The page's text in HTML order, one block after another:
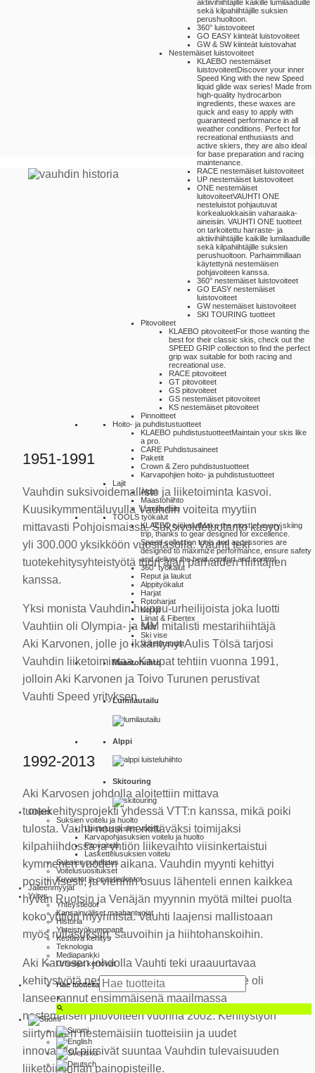
aktiivihiihtäjille kaikille lumilaaduille
sekä kilpahiihtäjille suksien
perushuoltoon.
360° luistovoiteet
GO EASY kiinteät luistovoiteet
GW & SW kiinteät luistovahat
Nestemäiset luistovoiteet
KLAEBO nestemäiset
luistovoiteetDiscover your inner
Speed King with the new Speed
liquid glide wax series! Made from
high-quality hydrocarbon
ingredients, these waxes are
quick and easy to apply with
guaranteed performance in all
weather conditions. Perfect for
recreational enthusiasts and
active skiers, they are also ideal
for base preparation and racing
maintenance.
RACE nestemäiset luistovoiteet
UP nestemäiset luistovoiteet
ONE nestemäiset
luitovoiteetVAUHTI ONE
nesteluistot pohjautuvat
korkealuokkaisiin vaharaaka-
aineisiin. VAUHTI ONE tuotteet
on tarkoitettu harraste- ja
aktiivihiihtäjille kaikille lumilaaduille
sekä kilpahiihtäjille suksien
perushuoltoon. Parhaimmillaan
käytettynä nestemäisen
pohjavoiteen kanssa.
360° nestemäiset luistovoiteet
GO EASY nestemäiset
luistovoiteet
GW nestemäiset luistovoiteet
SKI TOURING tuotteet
Pitovoiteet
KLAEBO pitovoiteetFor those wanting the
best for their classic skis, check out the
SPEED GRIP collection to find the perfect
grip wax suitable for both racing and
recreational use.
RACE pitovoiteet
GT pitovoiteet
GS pitovoiteet
GS nestemäiset pitovoiteet
KS nestemäiset pitovoiteet
Pinnoitteet
Hoito- ja puhdistustuotteet
KLAEBO puhdistustuotteetMaintain your skis like
a pro.
CARE Puhdistusaineet
Paketit
Crown & Zero puhdistustuotteet
Karvapohjien hoito- ja puhdistustuotteet
Lajit
Alppi
Maastohiihto
Lumilautailu
TOOLS työkalut
KLAEBO työkalutMake the most of every skiing
trip, thanks to gear designed for excellence.
Speed collection tools and accessories are
designed to maximize performance, ensure safety
and deliver the best comfort and control.
360° työkalut
Reput ja laukut
Alppityökalut
Harjat
Rotoharjat
Korkit
Liinat & Fibertex
Siklit
Ski vise
Voiteluraudat
Maastohiihto
Lumilautailu
Alppi
Skitouring
Ohjeet
Suksien voitelu ja huolto
Luistelu­suksien voitelu
Karva­pohja­suksien voitelu ja huolto
Pito­voitelu
Laskettelu­suksien voitelu
Suksien puhdistus
Voitelusuositukset
Kuvastot ja opas­tiedostot
Jälleenmyyjät
Yritys
Yhteystiedot
Kansainväliset maahantuojat
Historia
Yhteistyökumppanit
Kestävä kehitys
Teknologia
Mediapankki
Urheilijat kertovat
Hae tuotteita
×
1951-1991
Vauhdin suksivoidemallisto ja liiketoiminta kasvoi.
Kuusikymmentäluvulla Vauhdin voiteita myytiin
mittavasti Pohjoismaissa. Suksivoidetuotanto kasvoi
yli 300.000 yksikköön vuositasolla. Vauhti teki
tuotekehitysyhteistyötä tuon ajan parhaiden hiihtäjien
kanssa.
Yksi monista Vauhdin huippu-urheilijoista joka luotti
Vauhtiin oli Olympia- ja MM mitalisti mestarihiihtäjä
Aki Karvonen, jolle jo ikääntynyt Aulis Tölsä tarjosi
Vauhdin liiketoimintaa. Kaupat tehtiin vuonna 1991,
jolloin Aki Karvonen ja Toivo Turunen perustivat
Vauhti Speed yrityksen.
1992-2013
Aki Karvosen johdolla aloitettiin mittava
tuotekehitysprojekti yhdessä VTT:n kanssa, mikä poiki
tulosta. Vauhti nousi merkittäväksi toimijaksi
kilpahiihdossa ja yhtiön liikevaihto viisinkertaistui
kymmenen vuoden aikana. Vauhdin myynti kehittyi
positiivisesti, ja viennin osuus lähenteli ennen kaikkea
hyvän Ruotsin ja Venäjän myynnin myötä miltei puolta
koko yhtiön myynnistä. Vauhti laajensi mallistoaan
myös rullasuksiin, sauvoihin ja hiihtohanskoihin.
Aki Karvosen johdolla Vauhti teki uraauurtavaa
kehitystyötä nestemäisissä suksivoiteissa. Se oli
lanseerannut ensimmäisenä maailmassa
nestemäisen pitovoiteen vuonna 2002. Kehitystyön
siirtyminen nestemäisiin tuotteisiin ja uudet
innovaatiot piirsivät suuntaa Vauhdin tulevaisuuden
liiketoiminnan painopisteille.